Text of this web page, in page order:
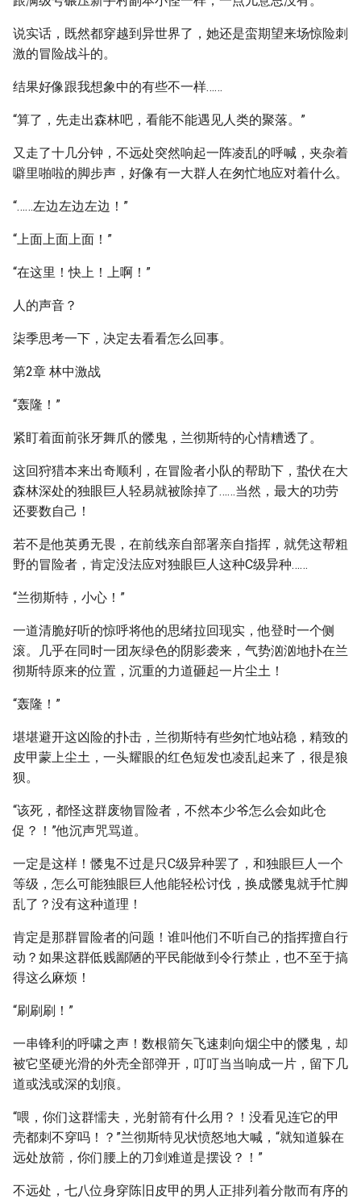
说实话，既然都穿越到异世界了，她还是蛮期望来场惊险刺
激的冒险战斗的。
结果好像跟我想象中的有些不一样……
“算了，先走出森林吧，看能不能遇见人类的聚落。”
又走了十几分钟，不远处突然响起一阵凌乱的呼喊，夹杂着
噼里啪啦的脚步声，好像有一大群人在匆忙地应对着什么。
“……左边左边左边！”
“上面上面上面！”
“在这里！快上！上啊！”
人的声音？
柒季思考一下，决定去看看怎么回事。
第2章 林中激战
“轰隆！”
紧盯着面前张牙舞爪的髅鬼，兰彻斯特的心情糟透了。
这回狩猎本来出奇顺利，在冒险者小队的帮助下，蛰伏在大
森林深处的独眼巨人轻易就被除掉了……当然，最大的功劳
还要数自己！
若不是他英勇无畏，在前线亲自部署亲自指挥，就凭这帮粗
野的冒险者，肯定没法应对独眼巨人这种C级异种……
“兰彻斯特，小心！”
一道清脆好听的惊呼将他的思绪拉回现实，他登时一个侧
滚。几乎在同时一团灰绿色的阴影袭来，气势汹汹地扑在兰
彻斯特原来的位置，沉重的力道砸起一片尘土！
“轰隆！”
堪堪避开这凶险的扑击，兰彻斯特有些匆忙地站稳，精致的
皮甲蒙上尘土，一头耀眼的红色短发也凌乱起来了，很是狼
狈。
“该死，都怪这群废物冒险者，不然本少爷怎么会如此仓
促？！”他沉声咒骂道。
一定是这样！髅鬼不过是只C级异种罢了，和独眼巨人一个
等级，怎么可能独眼巨人他能轻松讨伐，换成髅鬼就手忙脚
乱了？没有这种道理！
肯定是那群冒险者的问题！谁叫他们不听自己的指挥擅自行
动？如果这群低贱鄙陋的平民能做到令行禁止，也不至于搞
得这么麻烦！
“刷刷刷！”
一串锋利的呼啸之声！数根箭矢飞速刺向烟尘中的髅鬼，却
被它坚硬光滑的外壳全部弹开，叮叮当当响成一片，留下几
道或浅或深的划痕。
“喂，你们这群懦夫，光射箭有什么用？！没看见连它的甲
壳都刺不穿吗！？”兰彻斯特见状愤怒地大喊，“就知道躲在
远处放箭，你们腰上的刀剑难道是摆设？！”
不远处，七八位身穿陈旧皮甲的男人正排列着分散而有序的